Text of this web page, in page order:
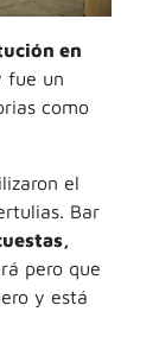
en
fue un
como
el
Bar
pero que
y está